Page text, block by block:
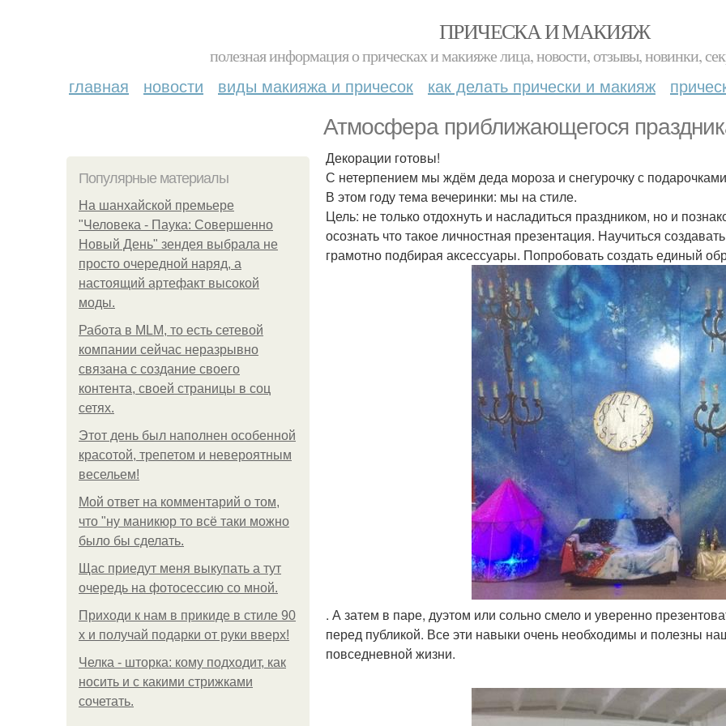
ПРИЧЕСКА И МАКИЯЖ
полезная информация о прическах и макияже лица, новости, отзывы, новинки,
главная новости виды макияжа и причесок как делать прически и макияж
Атмосфера приближающегося
Популярные материалы
На шанхайской премьере
"Человека - Паука: Совершенно
Новый День" зендея выбрала не
просто очередной наряд, а
настоящий артефакт высокой
моды.
Работа в MLM, то есть сетевой
компании сейчас неразрывно
связана с создание своего
контента, своей страницы в соц
сетях.
Этот день был наполнен особенной
красотой, трепетом и невероятным
весельем!
Мой ответ на комментарий о том,
что "ну маникюр то всё таки можно
было бы сделать.
Щас приедут меня выкупать а тут
очередь на фотосессию со мной.
Приходи к нам в прикиде в стиле 90
х и получай подарки от руки вверх!
Челка - шторка: кому подходит, как
носить и с какими стрижками
сочетать.
Декорации готовы!
С нетерпением мы ждём деда мороза и снегурочку с
В этом году тема вечеринки: мы на стиле.
Цель: не только отдохнуть и насладиться праздником, но и
осознать что такое личностная презентация. Научиться
грамотно подбирая аксессуары. Попробовать создать единый
. А затем в паре, дуэтом или сольно смело и уверенно
перед публикой. Все эти навыки очень необходимы и полезны
повседневной жизни.